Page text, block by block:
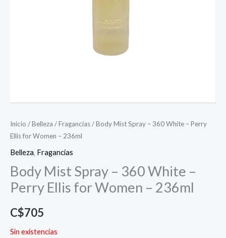
Inicio /Belleza /Fragancias/ Body Mist Spray – 360 White – Perry
Ellis for Women – 236ml
Belleza, Fragancias
Body Mist Spray – 360 White –
Perry Ellis for Women – 236ml
C$705
Sin existencias